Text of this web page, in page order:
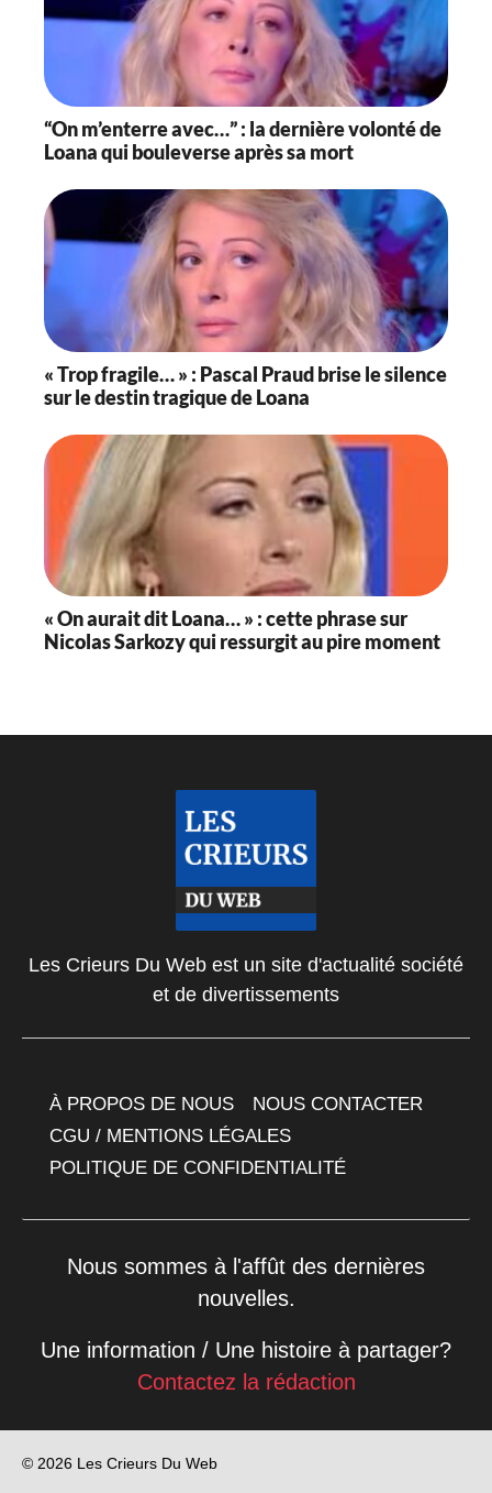
“On m’enterre avec…” : la dernière volonté de
Loana qui bouleverse après sa mort
« Trop fragile… » : Pascal Praud brise le silence
sur le destin tragique de Loana
« On aurait dit Loana… » : cette phrase sur
Nicolas Sarkozy qui ressurgit au pire moment
Les Crieurs Du Web est un site d'actualité société
et de divertissements
À PROPOS DE NOUS
NOUS CONTACTER
CGU / MENTIONS LÉGALES
POLITIQUE DE CONFIDENTIALITÉ
Nous sommes à l'affût des dernières
nouvelles.
Une information / Une histoire à partager?
Contactez la rédaction
© 2026 Les Crieurs Du Web